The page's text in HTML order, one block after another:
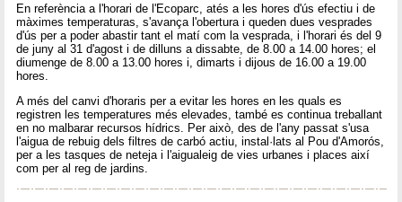
En referència a l'horari de l'Ecoparc, atés a les hores d'ús efectiu i de
màximes temperaturas, s'avança l'obertura i queden dues vesprades
d'ús per a poder abastir tant el matí com la vesprada, i l'horari és del 9
de juny al 31 d'agost i de dilluns a dissabte, de 8.00 a 14.00 hores; el
diumenge de 8.00 a 13.00 hores i, dimarts i dijous de 16.00 a 19.00
hores.
A més del canvi d'horaris per a evitar les hores en les quals es
registren les temperatures més elevades, també es continua treballant
en no malbarar recursos hídrics. Per això, des de l'any passat s'usa
l'aigua de rebuig dels filtres de carbó actiu, instal·lats al Pou d'Amorós,
per a les tasques de neteja i l'aigualeig de vies urbanes i places així
com per al reg de jardins.